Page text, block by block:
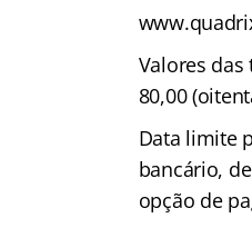
Valores das
80,00
Data limite
bancário,
opção de